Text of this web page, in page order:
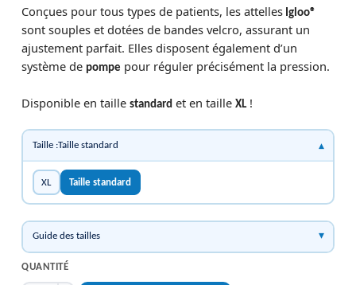
Conçues pour tous types de patients, les attelles Igloo®
sont souples et dotées de bandes velcro, assurant un
ajustement parfait. Elles disposent également d’un
système de pompe pour réguler précisément la pression.
Disponible en taille standard et en taille XL !
Taille :Taille standard
XL Taille standard
Guide des tailles
QUANTITÉ